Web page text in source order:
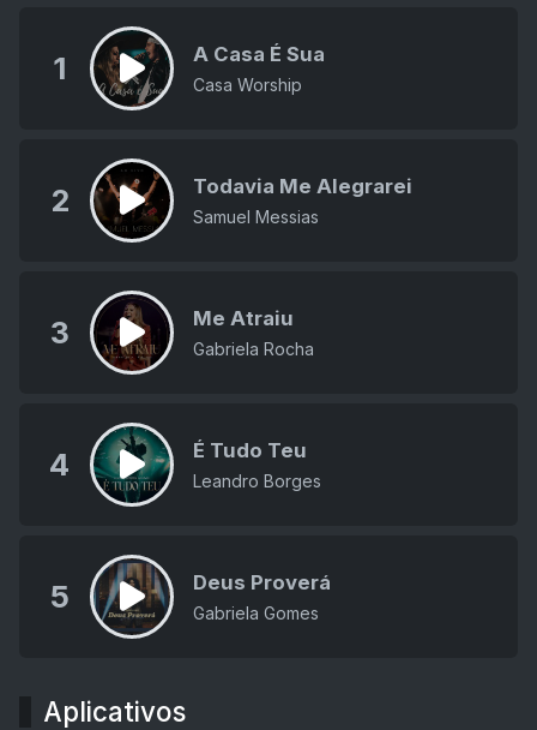
1 A Casa É Sua
Casa Worship
2 Todavia Me Alegrarei
Samuel Messias
3 Me Atraiu
Gabriela Rocha
4 É Tudo Teu
Leandro Borges
5 Deus Proverá
Gabriela Gomes
Aplicativos